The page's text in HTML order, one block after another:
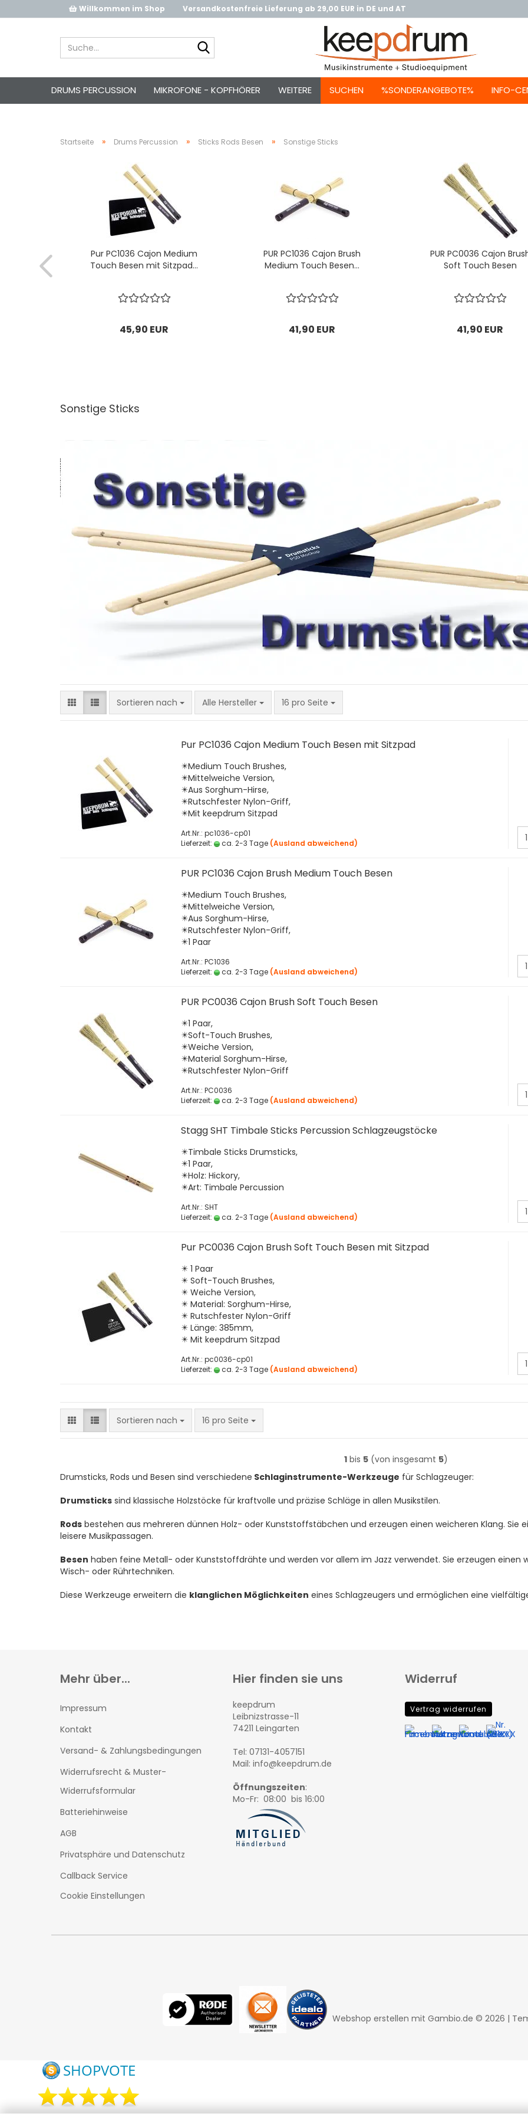
Willkommen im Shop Versandkostenfreie Lieferung ab 29,00 EUR in DE und AT
DRUMS PERCUSSION MIKROFONE - KOPFHÖRER SUCHEN %SONDERANGEBOTE% INFO-
WEITERE
Startseite » Drums Percussion » Sticks Rods Besen » Sonstige Sticks
Pur PC1036 Cajon Medium
Touch Besen mit Sitzpad...
45,90 EUR
PUR PC1036 Cajon Brush
Medium Touch Besen...
41,90 EUR
PUR PC0036 Cajon
Soft Touch Besen
41,90 EUR
Sonstige Sticks
Sortieren nach
Sortieren nach Alle Hersteller 16 pro Seite
pro Seite
Pur PC1036 Cajon Medium Touch Besen mit Sitzpad
✴️Medium Touch Brushes,
✴️Mittelweiche Version,
✴️Aus Sorghum-Hirse,
✴️Rutschfester Nylon-Griff,
✴️Mit keepdrum Sitzpad
Art.Nr.: pc1036-cp01
Lieferzeit:
ca. 2-3 Tage (Ausland abweichend)
PUR PC1036 Cajon Brush Medium Touch Besen
✴️Medium Touch Brushes,
✴️Mittelweiche Version,
✴️Aus Sorghum-Hirse,
✴️Rutschfester Nylon-Griff,
✴️1 Paar
Art.Nr.: PC1036
Lieferzeit:
ca. 2-3 Tage (Ausland abweichend)
PUR PC0036 Cajon Brush Soft Touch Besen
✴️1 Paar,
✴️Soft-Touch Brushes,
✴️Weiche Version,
✴️Material Sorghum-Hirse,
✴️Rutschfester Nylon-Griff
Art.Nr.: PC0036
Lieferzeit:
ca. 2-3 Tage (Ausland abweichend)
Stagg SHT Timbale Sticks Percussion Schlagzeugstöcke
✴️Timbale Sticks Drumsticks,
✴️1 Paar,
✴️Holz: Hickory,
✴️Art: Timbale Percussion
Art.Nr.: SHT
Lieferzeit:
ca. 2-3 Tage (Ausland abweichend)
Pur PC0036 Cajon Brush Soft Touch Besen mit Sitzpad
✴️ 1 Paar
✴️ Soft-Touch Brushes,
✴️ Weiche Version,
✴️ Material: Sorghum-Hirse,
✴️ Rutschfester Nylon-Griff
✴️ Länge: 385mm,
✴️ Mit keepdrum Sitzpad
Art.Nr.: pc0036-cp01
Lieferzeit:
ca. 2-3 Tage (Ausland abweichend)
Sortieren nach
Sortieren nach 16 pro Seite
pro Seite
1 bis 5 (von insgesamt 5)
Drumsticks, Rods und Besen sind verschiedene Schlaginstrumente-Werkzeuge für Schlagzeuger:
Drumsticks sind klassische Holzstöcke für kraftvolle und präzise Schläge in allen Musikstilen.
Rods bestehen aus mehreren dünnen Holz- oder Kunststoffstäbchen und erzeugen einen weicheren Klang. Sie
leisere Musikpassagen.
Besen haben feine Metall- oder Kunststoffdrähte und werden vor allem im Jazz verwendet. Sie erzeugen einen
Wisch- oder Rührtechniken.
Diese Werkzeuge erweitern die klanglichen Möglichkeiten eines Schlagzeugers und ermöglichen eine
Mehr über...
Impressum
Kontakt
Versand- & Zahlungsbedingungen
Widerrufsrecht & Muster-
Widerrufsformular
Batteriehinweise
AGB
Privatsphäre und Datenschutz
Callback Service
Cookie Einstellungen
Hier finden sie uns
keepdrum
Leibnizstrasse-11
74211 Leingarten
Tel: 07131-4057151
Mail: info@keepdrum.de
Öffnungszeiten:
Mo-Fr: 08:00 bis 16:00
Widerruf
Vertrag widerrufen
Webshop erstellen mit Gambio.de © 2026 |